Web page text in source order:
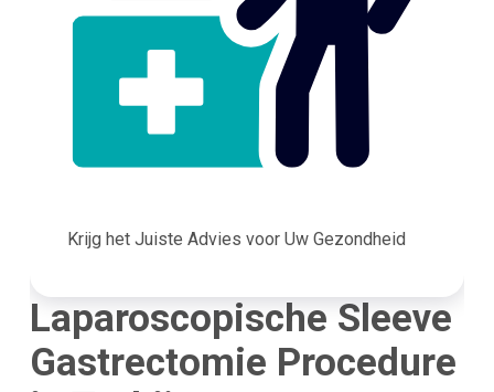
Krijg het Juiste Advies voor Uw Gezondheid
Laparoscopische Sleeve
Gastrectomie Procedure